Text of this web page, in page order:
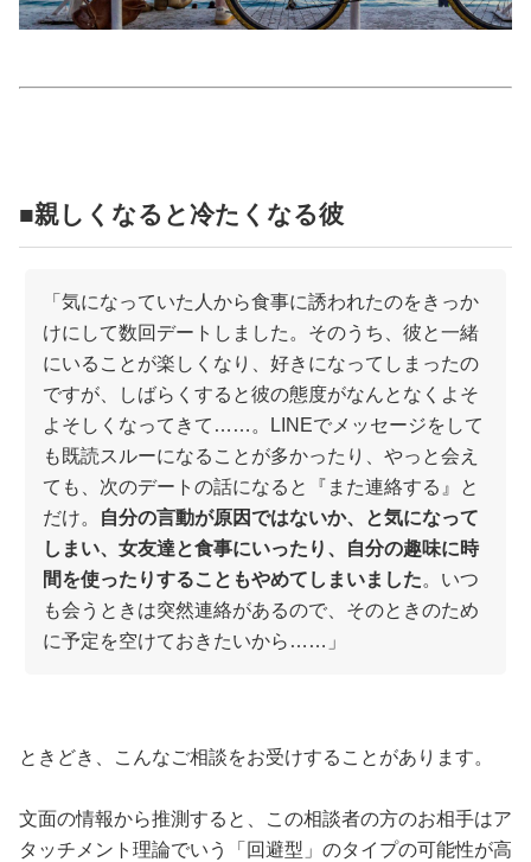
ゲーム
■親しくなると冷たくなる彼
「気になっていた人から食事に誘われたのをきっか
けにして数回デートしました。そのうち、彼と一緒
にいることが楽しくなり、好きになってしまったの
ですが、しばらくすると彼の態度がなんとなくよそ
よそしくなってきて……。LINEでメッセージをして
も既読スルーになることが多かったり、やっと会え
ても、次のデートの話になると『また連絡する』と
だけ。
自分の言動が原因ではないか、と気になって
しまい、女友達と食事にいったり、自分の趣味に時
間を使ったりすることもやめてしまいました。いつ
も会うときは突然連絡があるので、そのときのため
に予定を空けておきたいから……」
ときどき、こんなご相談をお受けすることがあります。
文面の情報から推測すると、この相談者の方のお相手はア
タッチメント理論でいう「回避型」のタイプの可能性が高